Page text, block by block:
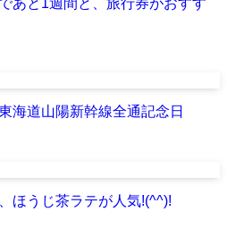
あと1週間と、旅行券がおすす
海道山陽新幹線全通記念日
ほうじ茶ラテが人気!(^^)!